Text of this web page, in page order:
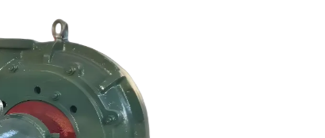
合作流程
质量方针
博客
合作流程
质量方针
博客